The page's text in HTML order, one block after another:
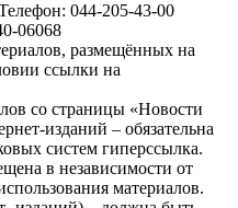
044-205-43-00
06068
размещённых на
ссылки на
со страницы «Новости
изданий – обязательна
систем гиперссылка.
в независимости от
материалов.